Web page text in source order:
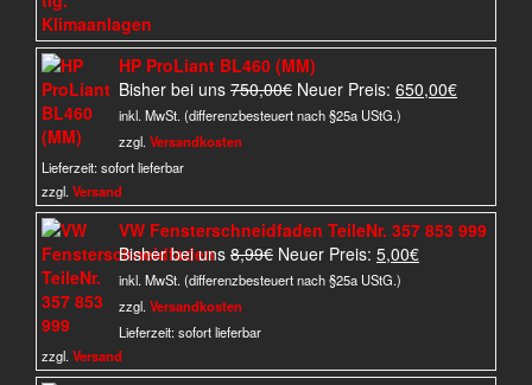
HP ProLiant BL460 (MM)
Bisher bei uns 750,00€ Ursprünglicher
Preis
Neuer Preis: 650,00€Aktueller
inkl. MwSt. (differenzbesteuert nach §25a UStG.)
zzgl. Versandkosten
Lieferzeit:sofort lieferbar
zzgl. Versand
VW Fensterschneidfaden TeileNr. 357 853 999
Bisher bei uns 8,99€ Ursprünglicher
Preis
Neuer Preis: 5,00€Aktueller
inkl. MwSt. (differenzbesteuert nach §25a UStG.)
zzgl. Versandkosten
Lieferzeit:sofort lieferbar
zzgl. Versand